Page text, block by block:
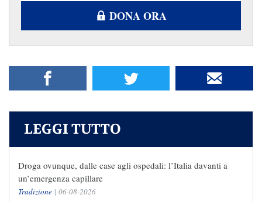
DONA ORA
LEGGI TUTTO
Droga ovunque, dalle case agli ospedali: l’Italia davanti a
un’emergenza capillare
Tradizione | 06-08-2026